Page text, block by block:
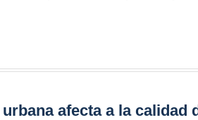
afecta a la calidad